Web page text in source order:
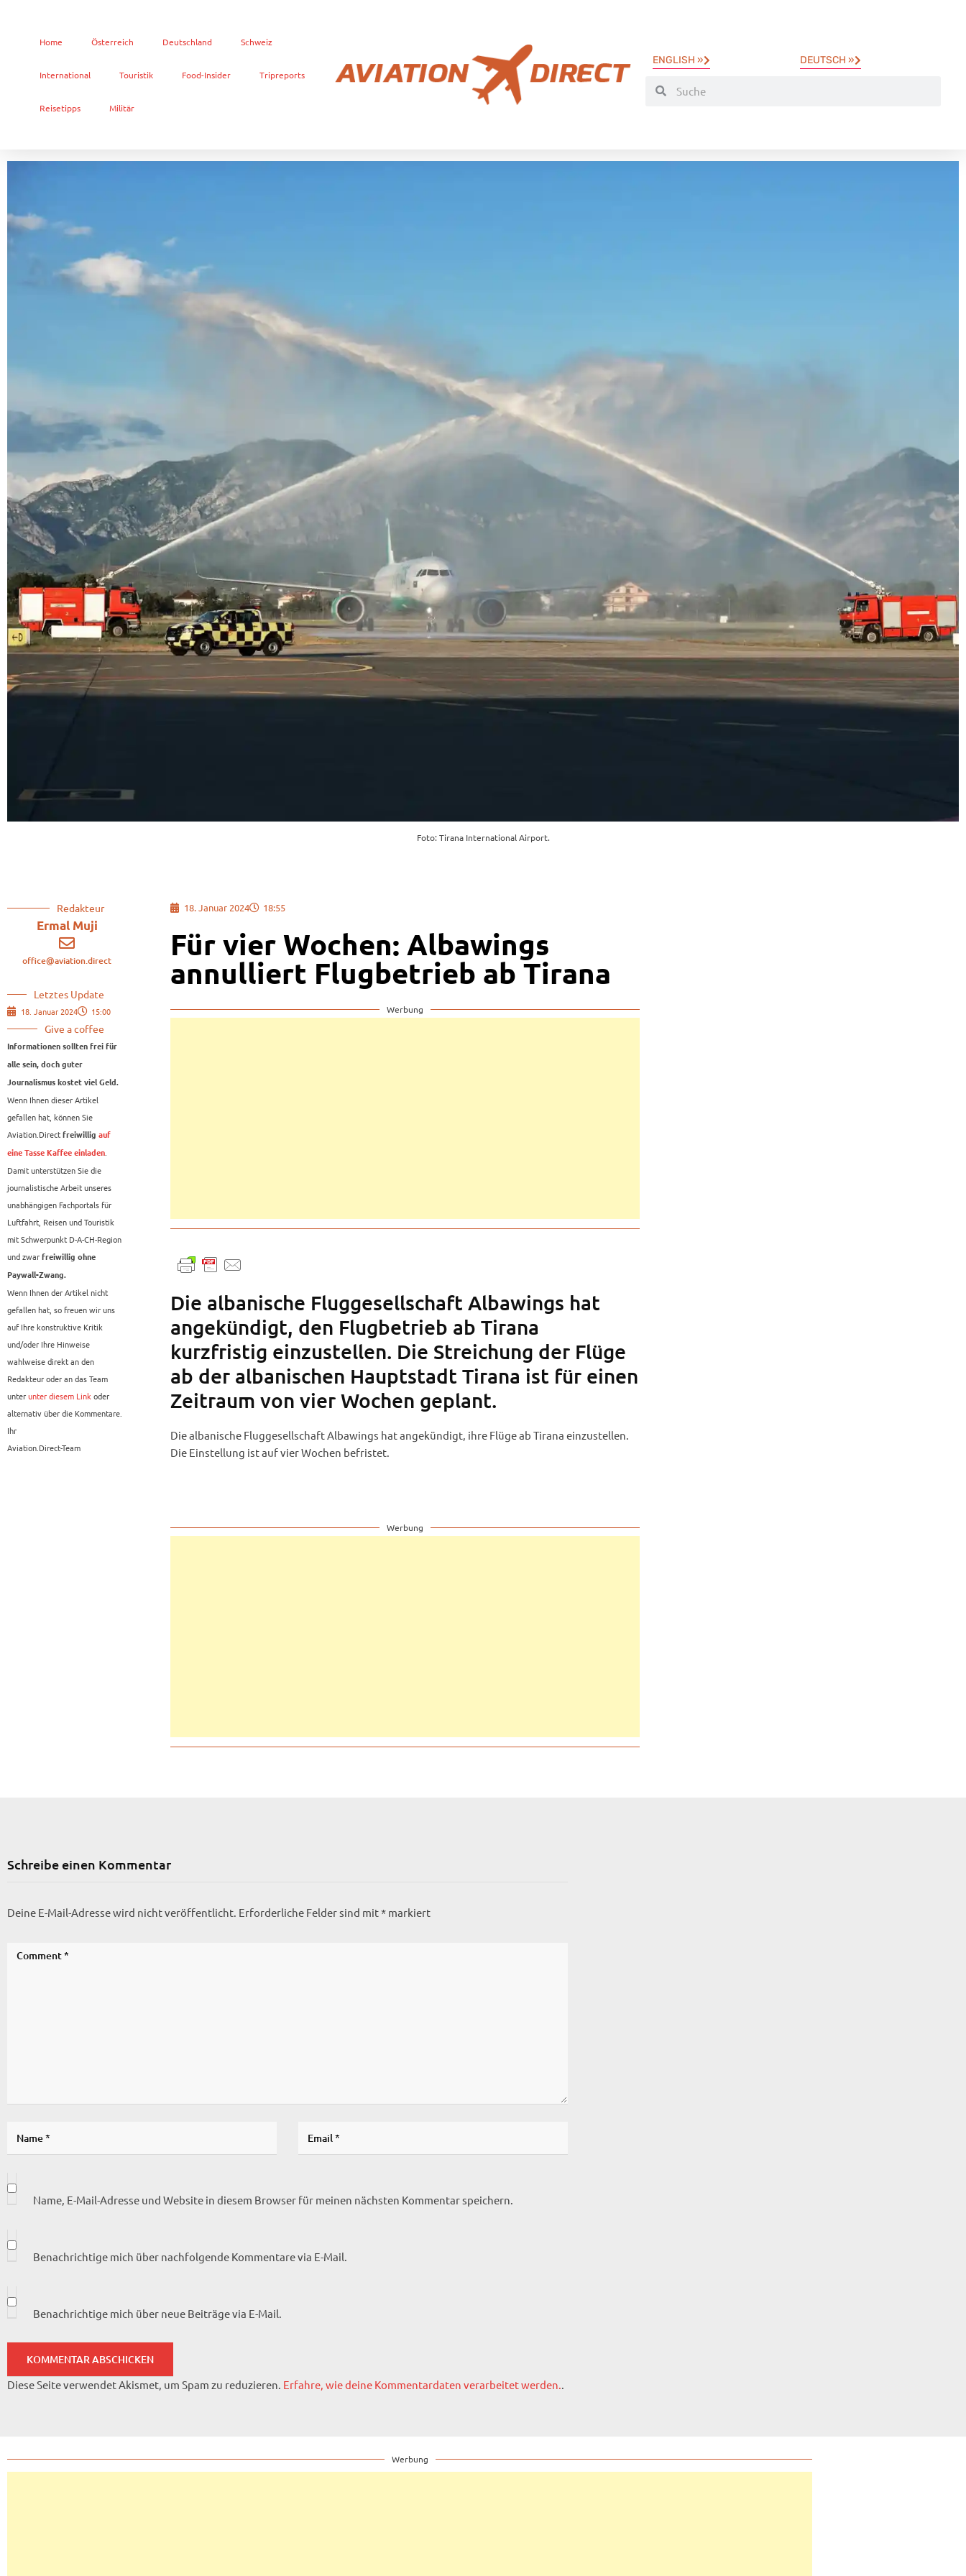
Home Österreich Deutschland Schweiz
International Touristik Food-Insider Tripreports
Reisetipps Militär
ENGLISH » DEUTSCH »
Foto: Tirana International Airport.
Redakteur
Ermal Muji
office@aviation.direct
Letztes Update
18. Januar 2024 15:00
Give a coffee
Informationen sollten frei für
alle sein, doch guter
Journalismus kostet viel Geld.
Wenn Ihnen dieser Artikel
gefallen hat, können Sie
Aviation.Direct freiwillig auf
eine Tasse Kaffee einladen.
Damit unterstützen Sie die
journalistische Arbeit unseres
unabhängigen Fachportals für
Luftfahrt, Reisen und Touristik
mit Schwerpunkt D-A-CH-Region
und zwar freiwillig ohne
Paywall-Zwang.
Wenn Ihnen der Artikel nicht
gefallen hat, so freuen wir uns
auf Ihre konstruktive Kritik
und/oder Ihre Hinweise
wahlweise direkt an den
Redakteur oder an das Team
unterunter diesem Linkoder
alternativ über die Kommentare.
Ihr
Aviation.Direct-Team
18. Januar 2024 18:55
Für vier Wochen: Albawings
annulliert Flugbetrieb ab Tirana
Werbung
Die albanische Fluggesellschaft Albawings hat
angekündigt, den Flugbetrieb ab Tirana
kurzfristig einzustellen. Die Streichung der Flüge
ab der albanischen Hauptstadt Tirana ist für einen
Zeitraum von vier Wochen geplant.
Die albanische Fluggesellschaft Albawings hat angekündigt, ihre Flüge ab Tirana einzustellen.
Die Einstellung ist auf vier Wochen befristet.
Werbung
Schreibe einen Kommentar
Deine E-Mail-Adresse wird nicht veröffentlicht. Erforderliche Felder sind mit* markiert
Name, E-Mail-Adresse und Website in diesem Browser für meinen nächsten Kommentar speichern.
Benachrichtige mich über nachfolgende Kommentare via E-Mail.
Benachrichtige mich über neue Beiträge via E-Mail.
Diese Seite verwendet Akismet, um Spam zu reduzieren. Erfahre, wie deine Kommentardaten verarbeitet werden..
Werbung